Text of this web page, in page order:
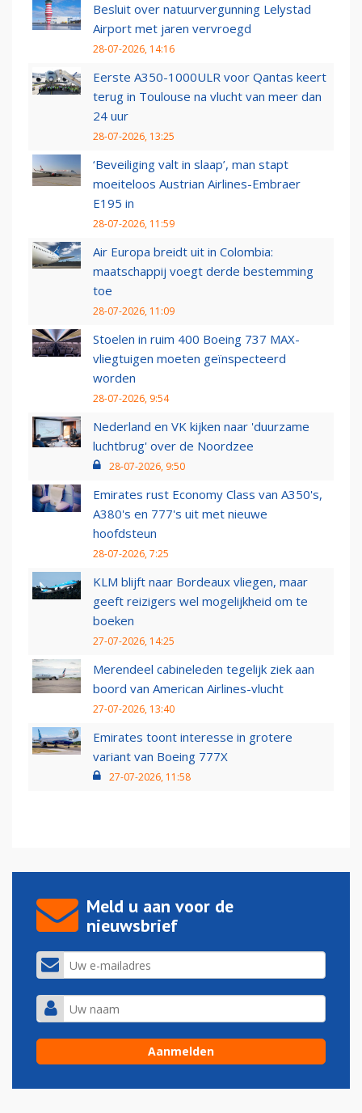
Besluit over natuurvergunning Lelystad
Airport met jaren vervroegd
28-07-2026, 14:16
Eerste A350-1000ULR voor Qantas keert
terug in Toulouse na vlucht van meer dan
24 uur
28-07-2026, 13:25
‘Beveiliging valt in slaap’, man stapt
moeiteloos Austrian Airlines-Embraer
E195 in
28-07-2026, 11:59
Air Europa breidt uit in Colombia:
maatschappij voegt derde bestemming
toe
28-07-2026, 11:09
Stoelen in ruim 400 Boeing 737 MAX-
vliegtuigen moeten geïnspecteerd
worden
28-07-2026, 9:54
Nederland en VK kijken naar 'duurzame
luchtbrug' over de Noordzee
28-07-2026, 9:50
Emirates rust Economy Class van A350's,
A380's en 777's uit met nieuwe
hoofdsteun
28-07-2026, 7:25
KLM blijft naar Bordeaux vliegen, maar
geeft reizigers wel mogelijkheid om te
boeken
27-07-2026, 14:25
Merendeel cabineleden tegelijk ziek aan
boord van American Airlines-vlucht
27-07-2026, 13:40
Emirates toont interesse in grotere
variant van Boeing 777X
27-07-2026, 11:58
Meld u aan voor de
nieuwsbrief